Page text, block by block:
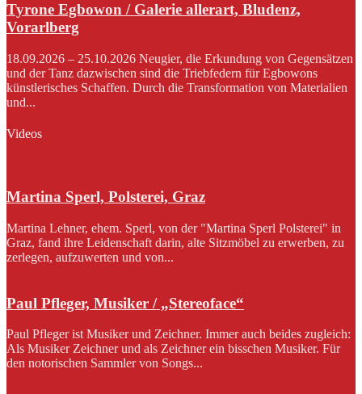
Tyrone Egbowon / Galerie allerart, Bludenz,
Vorarlberg
18.09.2026 – 25.10.2026 Neugier, die Erkundung von Gegensätzen
und der Tanz dazwischen sind die Triebfedern für Egbowons
künstlerisches Schaffen. Durch die Transformation von Materialien
und...
Videos
Martina Sperl, Polsterei, Graz
Martina Lehner, ehem. Sperl, von der "Martina Sperl Polsterei" in
Graz, fand ihre Leidenschaft darin, alte Sitzmöbel zu erwerben, zu
zerlegen, aufzuwerten und von...
Paul Pfleger, Musiker / „Stereoface“
Paul Pfleger ist Musiker und Zeichner. Immer auch beides zugleich:
Als Musiker Zeichner und als Zeichner ein bisschen Musiker. Für
den notorischen Sammler von Songs...